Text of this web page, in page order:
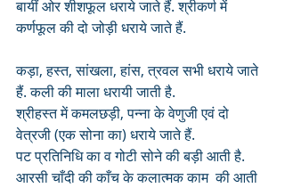
बायीं ओर शीशफूल धराये जाते हैं. श्रीकर्ण में
कर्णफूल की दो जोड़ी धराये जाते हैं.
कड़ा, हस्त, सांखला, हांस, त्रवल सभी धराये जाते
हैं. कली की माला धरायी जाती है.
श्रीहस्त में कमलछड़ी, पन्ना के वेणुजी एवं दो
वेत्रजी (एक सोना का) धराये जाते हैं.
पट प्रतिनिधि का व गोटी सोने की बड़ी आती है.
आरसी चाँदी की काँच के कलात्मक काम  की आती